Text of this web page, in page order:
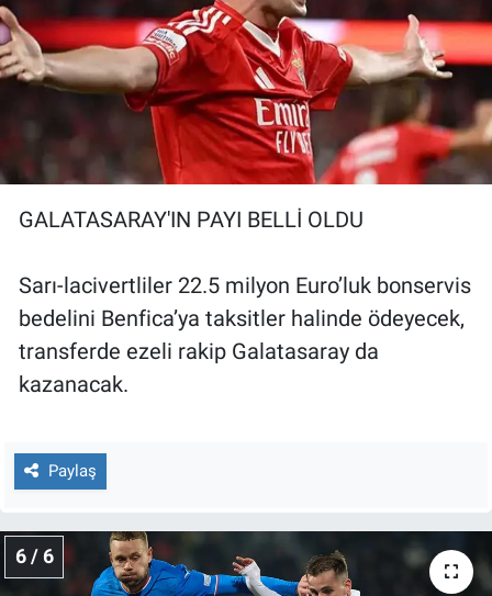
GALATASARAY'IN PAYI BELLİ OLDU
Sarı-lacivertliler 22.5 milyon Euro’luk bonservis
bedelini Benfica’ya taksitler halinde ödeyecek,
transferde ezeli rakip Galatasaray da
kazanacak.
Paylaş
6 / 6